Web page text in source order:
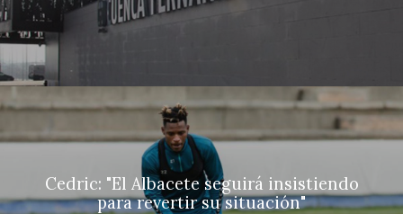
Cedric: "El Albacete seguirá insistiendo
para revertir su situación"